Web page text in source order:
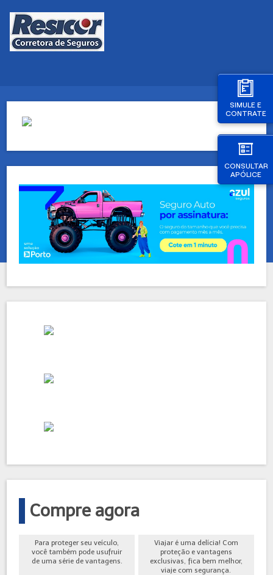
SIMULE E
CONTRATE
CONSULTAR
APÓLICE
Compre agora
Para proteger seu veículo,
você também pode usufruir
de uma série de vantagens.
Viajar é uma delícia! Com
proteção e vantagens
exclusivas, fica bem melhor,
viaje com segurança.